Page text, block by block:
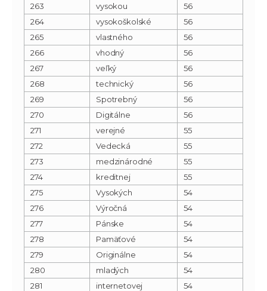
263
vysokou
56
264
vysokoškolské
56
265
vlastného
56
266
vhodný
56
267
veľký
56
268
technický
56
269
Spotrebný
56
270
Digitálne
56
271
verejné
55
272
Vedecká
55
273
medzinárodné
55
274
kreditnej
55
275
Vysokých
54
276
Výročná
54
277
Pánske
54
278
Pamäťové
54
279
Originálne
54
280
mladých
54
281
internetovej
54